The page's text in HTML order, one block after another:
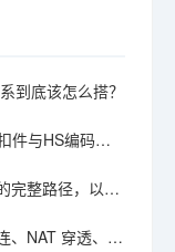
到底该怎么搭？
跨境物流“1天清关”是神话吗？海关扣件与HS编码报错的教训
AI 怎么落地：从该不该上到找谁做的完整路径，以及 WG包网 能承接什么
WireGuard 组网运维实战：断线重连、NAT 穿透、监控告警，三道坎怎么过